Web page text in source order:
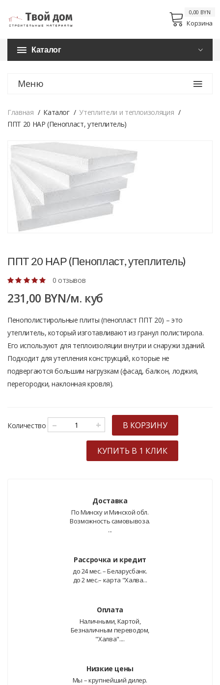
Корзина
0,00 BYN
Каталог
Меню
Главная Каталог
Утеплители и теплоизоляция
ППТ 20 НАР (Пенопласт, утеплитель)
ППТ 20 НАР (Пенопласт, утеплитель)
0 отзывов
231,00 BYN/м. куб
Пeнoпoлиcтирoльныe плиты (пeнoплаcт ППТ 20) – этo
утеплитель, который изготавливают из гранул полистирола.
Его используют для теплоизоляции внутри и снаружи зданий.
Подходит для утепления конструкций, которые не
подвергаются большим нагрузкам (фасад, балкон, лоджия,
перегородки, наклонная кровля).
Количество – + В КОРЗИНУ
КУПИТЬ В 1 КЛИК
Доставка
По Минску и Минской обл.
Возможность самовывоза.
...
Рассрочка и кредит
до 24 мес. – Беларусбанк.
до 2 мес.– карта "Халва...
Оплата
Наличными, Картой,
Безналичным переводом,
"Халва"....
Низкие цены
Мы – крупнейший дилер.